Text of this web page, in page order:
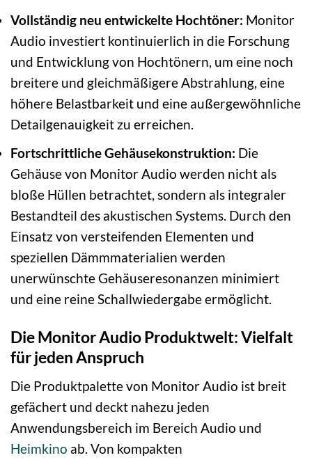
Vollständig neu entwickelte Hochtöner: Monitor
Audio investiert kontinuierlich in die Forschung
und Entwicklung von Hochtönern, um eine noch
breitere und gleichmäßigere Abstrahlung, eine
höhere Belastbarkeit und eine außergewöhnliche
Detailgenauigkeit zu erreichen.
Fortschrittliche Gehäusekonstruktion: Die
Gehäuse von Monitor Audio werden nicht als
bloße Hüllen betrachtet, sondern als integraler
Bestandteil des akustischen Systems. Durch den
Einsatz von versteifenden Elementen und
speziellen Dämmmaterialien werden
unerwünschte Gehäuseresonanzen minimiert
und eine reine Schallwiedergabe ermöglicht.
Die Monitor Audio Produktwelt: Vielfalt
für jeden Anspruch
Die Produktpalette von Monitor Audio ist breit
gefächert und deckt nahezu jeden
Anwendungsbereich im Bereich Audio und
Heimkino ab. Von kompakten